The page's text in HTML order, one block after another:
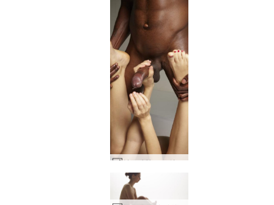
샬로타와 고로의 낮게 매달린 과일 #31
세계 1위 에로틱 사이트
세계 1위 에로틱 사이트
세계 1위 에로틱 사이트
세계 1위 에로틱 사이트
세계 1위 에로틱 사이트
세계 1위 에로틱 사이트